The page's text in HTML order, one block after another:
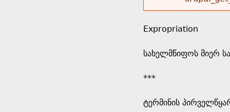
r
s
e
h
e
r
o
r
e
Expropriation
სახელმწიფოს მიერ
***
ტერმინის